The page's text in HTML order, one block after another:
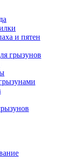
и пятен
грызунов